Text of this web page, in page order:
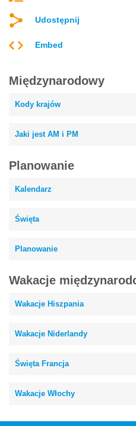
Udostępnij
Embed
Międzynarodowy
Kody krajów
Jaki jest AM i PM
Planowanie
Kalendarz
Święta
Planowanie
Wakacje
Wakacje Hiszpania
Wakacje Niderlandy
Święta Francja
Wakacje Włochy